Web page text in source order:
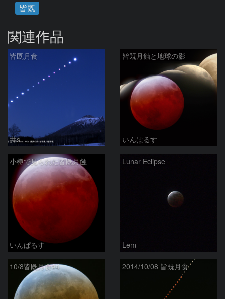
皆既
関連作品
皆既月食
井s
皆既月蝕と地球の影
いんぱるす
小樽で見られた皆既月蝕
いんぱるす
Lunar Eclipse
Lem
10/8皆既月食#4 2014/10/08 皆既月食